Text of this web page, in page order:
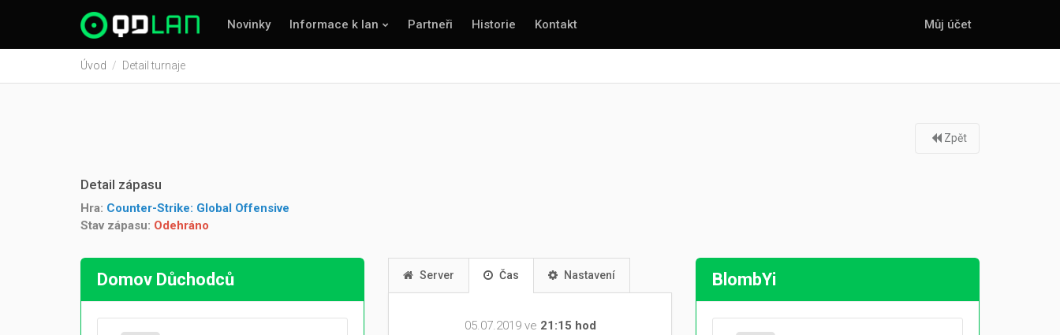
Novinky Informace k lan Partneři Historie Kontakt Můj účet
Úvod Detail turnaje
Zpět
Detail zápasu
Hra: Counter-Strike: Global Offensive
Stav zápasu: Odehráno
Domov Důchodců Server Čas Nastavení
05.07.2019 ve 21:15 hod
BlombYi